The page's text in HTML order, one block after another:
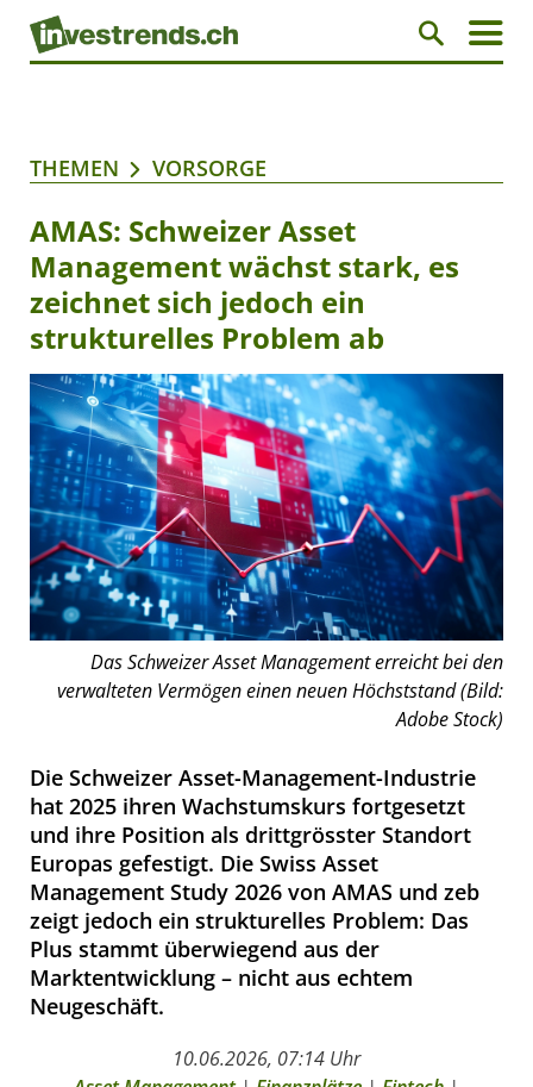
THEMEN VORSORGE
AMAS: Schweizer Asset
Management wächst stark, es
zeichnet sich jedoch ein
strukturelles Problem ab
Das Schweizer Asset Management erreicht bei den
verwalteten Vermögen einen neuen Höchststand (Bild:
Adobe Stock)
Die Schweizer Asset-Management-Industrie
hat 2025 ihren Wachstumskurs fortgesetzt
und ihre Position als drittgrösster Standort
Europas gefestigt. Die Swiss Asset
Management Study 2026 von AMAS und zeb
zeigt jedoch ein strukturelles Problem: Das
Plus stammt überwiegend aus der
Marktentwicklung – nicht aus echtem
Neugeschäft.
10.06.2026, 07:14 Uhr